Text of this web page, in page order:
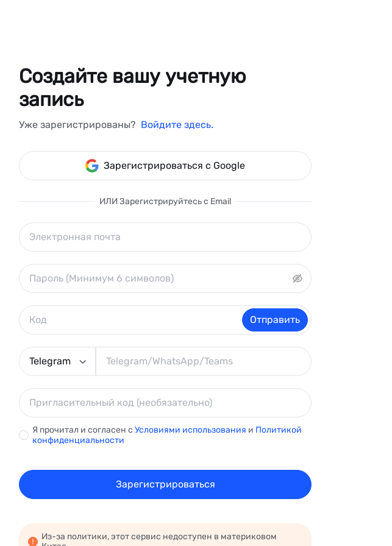
Создайте вашу учетную
запись
Уже зарегистрированы? Войдите здесь.
Зарегистрироваться с Google
ИЛИ Зарегистрируйтесь с Email
Отправить
Telegram
Я прочитал и согласен с Условиями использования и Политикой
конфиденциальности
Зарегистрироваться
Из-за политики, этот сервис недоступен в материковом